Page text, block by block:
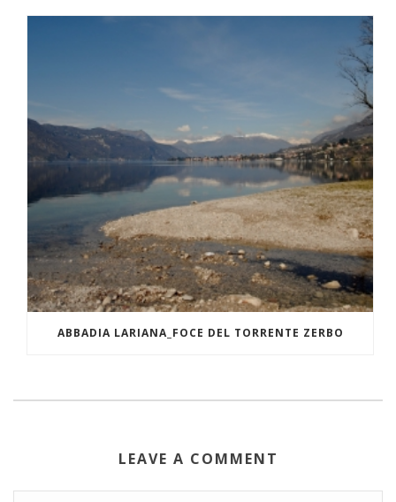
ABBADIA LARIANA_FOCE DEL TORRENTE ZERBO
LEAVE A COMMENT